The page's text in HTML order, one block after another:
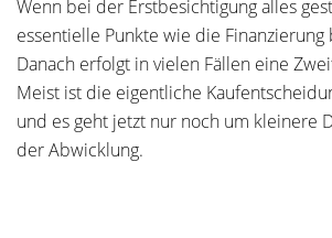
Wenn bei der Erstbesichtigung alles
essentielle Punkte wie die Finanzierung
Danach erfolgt in vielen Fällen eine
Meist ist die eigentliche
und es geht jetzt nur noch um kleinere
der Abwicklung.